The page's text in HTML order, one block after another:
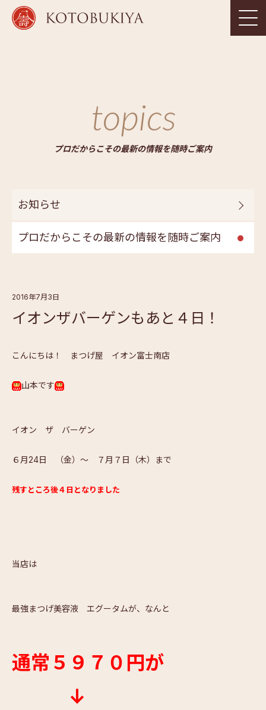
topics
プロだからこその最新の情報を随時ご案内
お知らせ
プロだからこその最新の情報を随時ご案内
2016年7月3日
イオンザバーゲンもあと４日！
こんにちは！ まつげ屋 イオン富士南店
山本です
イオン ザ バーゲン
６月24日 （金）～ ７月７日（木）まで
残すところ後４日となりました
当店は
最強まつげ美容液 エグータムが、なんと
通常５９７０円が
↓